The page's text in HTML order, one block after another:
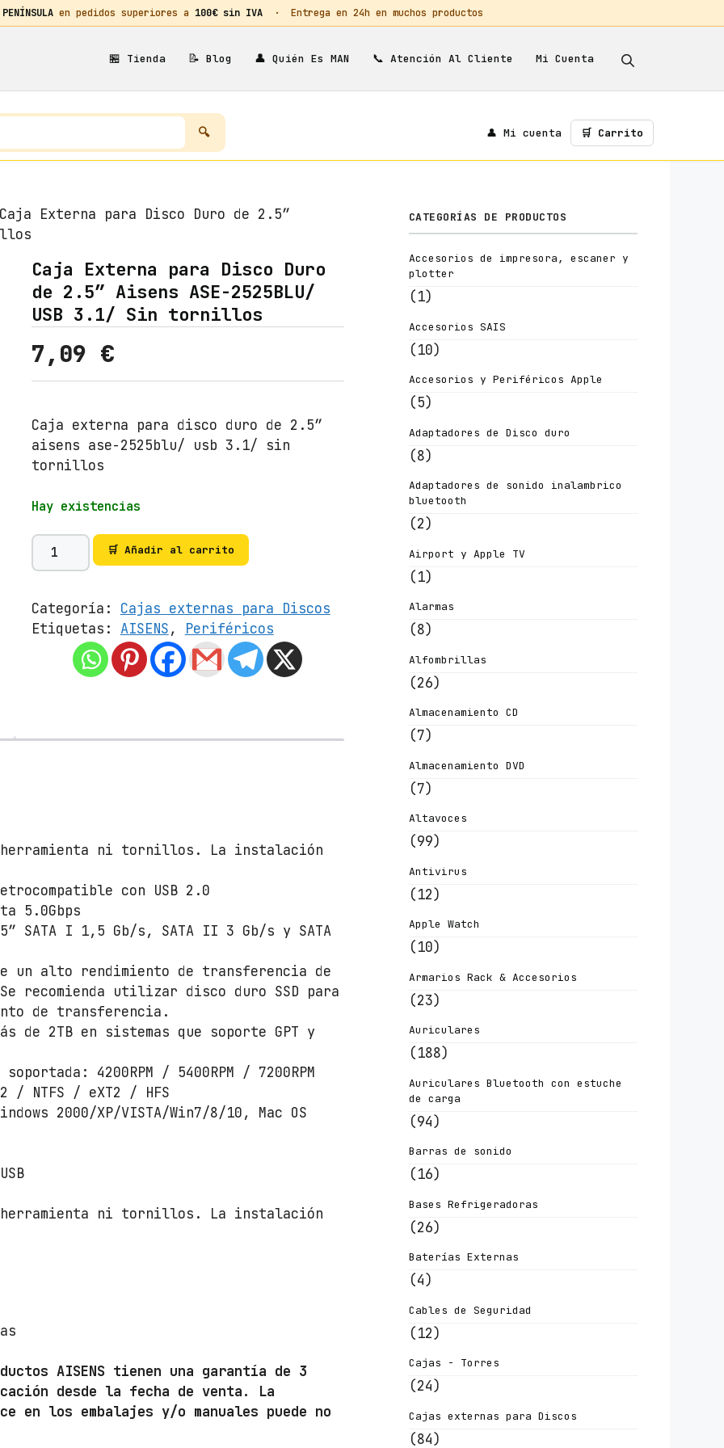
en pedidos superiores a 100€ sin IVA · Entrega en 24h en muchos productos
🏪 Tienda 📝 Blog 👤 Quién Es MAN 📞 Atención Al Cliente Mi Cuenta
👤 Mi cuenta 🛒 Carrito
Externa para Disco Duro de 2.5″
Caja Externa para Disco Duro
de 2.5″ Aisens ASE-2525BLU/
USB 3.1/ Sin tornillos
7,09 €
Caja externa para disco duro de 2.5″
aisens ase-2525blu/ usb 3.1/ sin
tornillos
Hay existencias
C
a
a
E
a
D
s
c
o
u
r
o
d
2
.
5
e
5
2
5
🛒 Añadir al carrito
Categoría: Cajas externas para Discos
Etiquetas: AISENS, Periféricos
ni tornillos. La instalación
con USB 2.0
5.0Gbps
SATA I 1,5 Gb/s, SATA II 3 Gb/s y SATA
un alto rendimiento de transferencia de
recomienda utilizar disco duro SSD para
de transferencia.
de 2TB en sistemas que soporte GPT y
4200RPM / 5400RPM / 7200RPM
/ NTFS / eXT2 / HFS
2000/XP/VISTA/Win7/8/10, Mac OS
ni tornillos. La instalación
AISENS tienen una garantía de 3
desde la fecha de venta. La
en los embalajes y/o manuales puede no
CATEGORÍAS DE PRODUCTOS
Accesorios de impresora, escaner y
plotter
(1)
Accesorios SAIS
(10)
Accesorios y Periféricos Apple
(5)
Adaptadores de Disco duro
(8)
Adaptadores de sonido inalambrico
bluetooth
(2)
Airport y Apple TV
(1)
Alarmas
(8)
Alfombrillas
(26)
Almacenamiento CD
(7)
Almacenamiento DVD
(7)
Altavoces
(99)
Antivirus
(12)
Apple Watch
(10)
Armarios Rack & Accesorios
(23)
Auriculares
(188)
Auriculares Bluetooth con estuche
de carga
(94)
Barras de sonido
(16)
Bases Refrigeradoras
(26)
Baterías Externas
(4)
Cables de Seguridad
(12)
Cajas - Torres
(24)
Cajas externas para Discos
(84)